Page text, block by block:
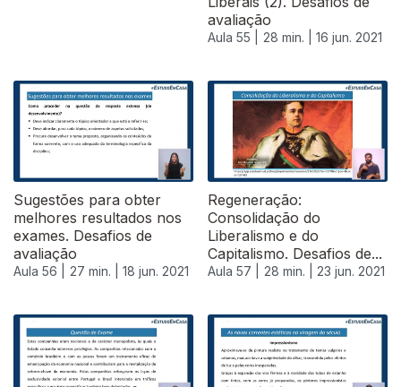
avaliação
Aula 55 | 28 min. | 16 jun. 2021
Sugestões para obter
melhores resultados nos
exames. Desafios de
avaliação
Aula 56 | 27 min. | 18 jun. 2021
Regeneração:
Consolidação do
Liberalismo e do
Capitalismo. Desafios de...
Aula 57 | 28 min. | 23 jun. 2021
554528